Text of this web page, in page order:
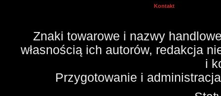
Kontakt
Znaki towarowe i nazwy
własnością ich autorów, redakcja
i
Przygotowanie i